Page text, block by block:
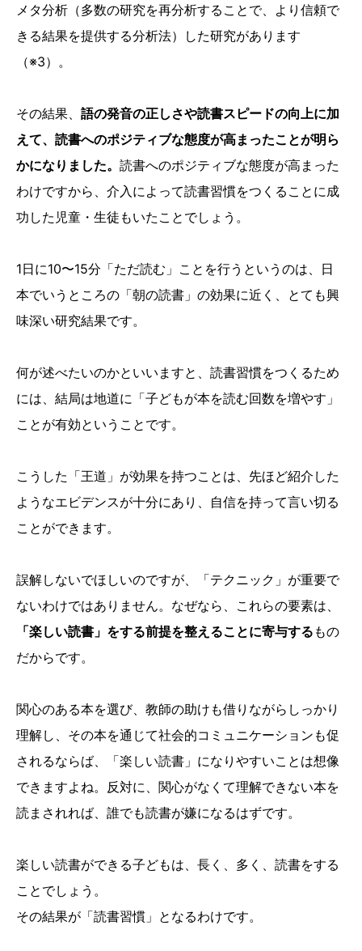
メタ分析（多数の研究を再分析することで、より信頼で
きる結果を提供する分析法）した研究があります
（※3）。
その結果、 語の発音の正しさや読書スピードの向上に加
えて、読書へのポジティブな態度が高まったことが明ら
かになりました。 読書へのポジティブな態度が高まった
わけですから、介入によって読書習慣をつくることに成
功した児童・生徒もいたことでしょう。
1日に10〜15分「ただ読む」ことを行うというのは、日
本でいうところの「朝の読書」の効果に近く、とても興
味深い研究結果です。
何が述べたいのかといいますと、読書習慣をつくるため
には、結局は地道に「子どもが本を読む回数を増やす」
ことが有効ということです。
こうした「王道」が効果を持つことは、先ほど紹介した
ようなエビデンスが十分にあり、自信を持って言い切る
ことができます。
誤解しないでほしいのですが、「テクニック」が重要で
ないわけではありません。なぜなら、これらの要素は、
「楽しい読書」をする前提を整えることに寄与する もの
だからです。
関心のある本を選び、教師の助けも借りながらしっかり
理解し、その本を通じて社会的コミュニケーションも促
されるならば、「楽しい読書」になりやすいことは想像
できますよね。反対に、関心がなくて理解できない本を
読まされれば、誰でも読書が嫌になるはずです。
楽しい読書ができる子どもは、長く、多く、読書をする
ことでしょう。
その結果が「読書習慣」となるわけです。